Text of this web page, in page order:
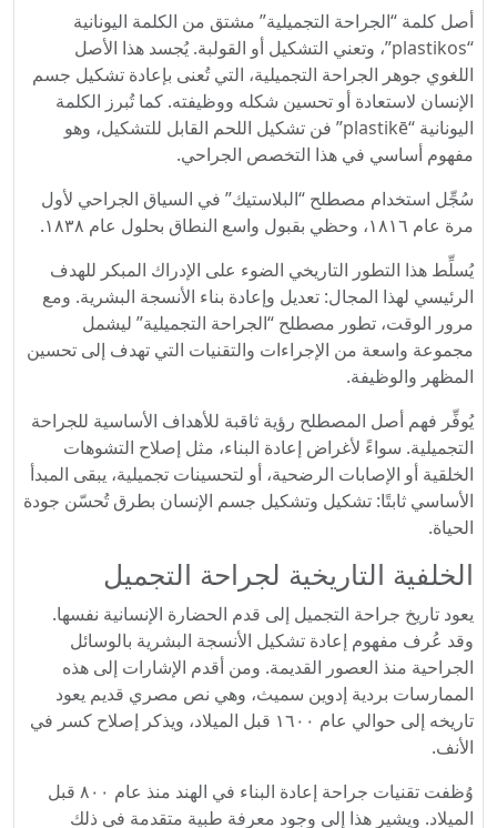
أصل كلمة “الجراحة التجميلية” مشتق من الكلمة اليونانية
“plastikos”، وتعني التشكيل أو القولبة. يُجسد هذا الأصل
اللغوي جوهر الجراحة التجميلية، التي تُعنى بإعادة تشكيل جسم
الإنسان لاستعادة أو تحسين شكله ووظيفته. كما تُبرز الكلمة
اليونانية “plastikē” فن تشكيل اللحم القابل للتشكيل، وهو
مفهوم أساسي في هذا التخصص الجراحي.
سُجِّل استخدام مصطلح “البلاستيك” في السياق الجراحي لأول
مرة عام ١٨١٦، وحظي بقبول واسع النطاق بحلول عام ١٨٣٨.
يُسلِّط هذا التطور التاريخي الضوء على الإدراك المبكر للهدف
الرئيسي لهذا المجال: تعديل وإعادة بناء الأنسجة البشرية. ومع
مرور الوقت، تطور مصطلح “الجراحة التجميلية” ليشمل
مجموعة واسعة من الإجراءات والتقنيات التي تهدف إلى تحسين
المظهر والوظيفة.
يُوفِّر فهم أصل المصطلح رؤية ثاقبة للأهداف الأساسية للجراحة
التجميلية. سواءً لأغراض إعادة البناء، مثل إصلاح التشوهات
الخلقية أو الإصابات الرضحية، أو لتحسينات تجميلية، يبقى المبدأ
الأساسي ثابتًا: تشكيل وتشكيل جسم الإنسان بطرق تُحسّن جودة
الحياة.
الخلفية التاريخية لجراحة التجميل
يعود تاريخ جراحة التجميل إلى قدم الحضارة الإنسانية نفسها.
وقد عُرف مفهوم إعادة تشكيل الأنسجة البشرية بالوسائل
الجراحية منذ العصور القديمة. ومن أقدم الإشارات إلى هذه
الممارسات بردية إدوين سميث، وهي نص مصري قديم يعود
تاريخه إلى حوالي عام ١٦٠٠ قبل الميلاد، ويذكر إصلاح كسر في
الأنف.
وُظفت تقنيات جراحة إعادة البناء في الهند منذ عام ٨٠٠ قبل
الميلاد. ويشير هذا إلى وجود معرفة طبية متقدمة في ذلك